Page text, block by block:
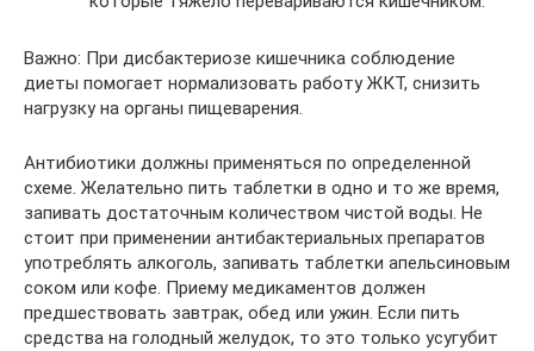
Важно: При дисбактериозе кишечника соблюдение
диеты помогает нормализовать работу ЖКТ, снизить
нагрузку на органы пищеварения.
Антибиотики должны применяться по определенной
схеме. Желательно пить таблетки в одно и то же время,
запивать достаточным количеством чистой воды. Не
стоит при применении антибактериальных препаратов
употреблять алкоголь, запивать таблетки апельсиновым
соком или кофе. Приему медикаментов должен
предшествовать завтрак, обед или ужин. Если пить
средства на голодный желудок, то это только усугубит